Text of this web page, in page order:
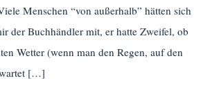
Menschen “von außerhalb” hätten sich
der Buchhändler mit, er hatte Zweifel, ob
Wetter (wenn man den Regen, auf den
[…]